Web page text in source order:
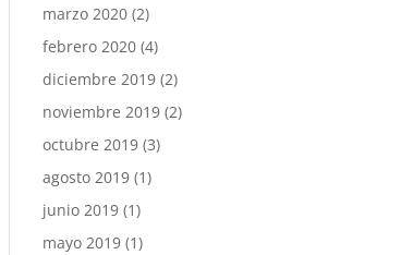
marzo 2020 (2)
febrero 2020 (4)
diciembre 2019 (2)
noviembre 2019 (2)
octubre 2019 (3)
agosto 2019 (1)
junio 2019 (1)
mayo 2019 (1)